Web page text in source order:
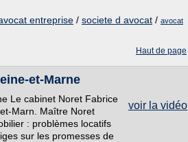
entreprise / societe d avocat / avocat
Haut de page
et-Marne
voir la vidéo
Le cabinet Noret Fabrice
Marn. Maître Noret
: problèmes locatifs
sur les promesses de